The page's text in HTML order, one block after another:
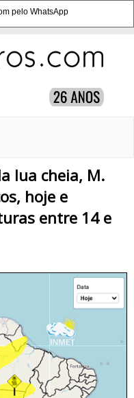
pelo WhatsApp
lua cheia, M.
hoje e
entre 14 e